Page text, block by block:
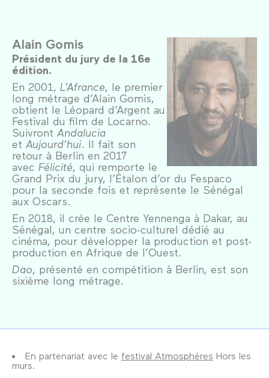
Alain Gomis
Président du jury de la 16e
édition.
En 2001, L’Afrance, le premier
long métrage d’Alain Gomis,
obtient le Léopard d’Argent au
Festival du film de Locarno.
Suivront Andalucia
et Aujourd’hui. Il fait son
retour à Berlin en 2017
avec Félicité, qui remporte le
Grand Prix du jury, l’Étalon d’or du Fespaco
pour la seconde fois et représente le Sénégal
aux Oscars.
En 2018, il crée le Centre Yennenga à Dakar, au
Sénégal, un centre socio-culturel dédié au
cinéma, pour développer la production et post-
production en Afrique de l’Ouest.
Dao, présenté en compétition à Berlin, est son
sixième long métrage.
En partenariat avec le festival Atmosphères Hors les
murs.